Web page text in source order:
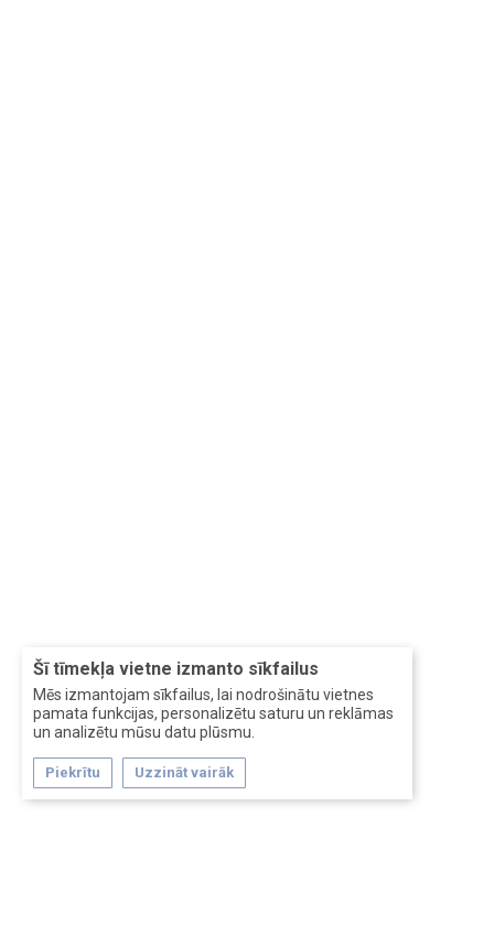
Šī tīmekļa vietne izmanto sīkfailus
Mēs izmantojam sīkfailus, lai nodrošinātu vietnes
pamata funkcijas, personalizētu saturu un reklāmas
un analizētu mūsu datu plūsmu.
Piekrītu Uzzināt vairāk